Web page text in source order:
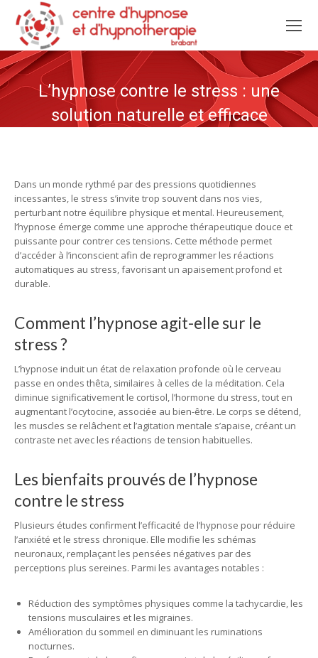
L’hypnose contre le stress : une
solution naturelle et efficace
Dans un monde rythmé par des pressions quotidiennes
incessantes, le stress s’invite trop souvent dans nos vies,
perturbant notre équilibre physique et mental. Heureusement,
l’hypnose émerge comme une approche thérapeutique douce et
puissante pour contrer ces tensions. Cette méthode permet
d’accéder à l’inconscient afin de reprogrammer les réactions
automatiques au stress, favorisant un apaisement profond et
durable.
Comment l’hypnose agit-elle sur le
stress ?
L’hypnose induit un état de relaxation profonde où le cerveau
passe en ondes thêta, similaires à celles de la méditation. Cela
diminue significativement le cortisol, l’hormone du stress, tout en
augmentant l’ocytocine, associée au bien-être. Le corps se détend,
les muscles se relâchent et l’agitation mentale s’apaise, créant un
contraste net avec les réactions de tension habituelles.
Les bienfaits prouvés de l’hypnose
contre le stress
Plusieurs études confirment l’efficacité de l’hypnose pour réduire
l’anxiété et le stress chronique. Elle modifie les schémas
neuronaux, remplaçant les pensées négatives par des
perceptions plus sereines. Parmi les avantages notables :
Réduction des symptômes physiques comme la tachycardie, les
tensions musculaires et les migraines.
Amélioration du sommeil en diminuant les ruminations
nocturnes.